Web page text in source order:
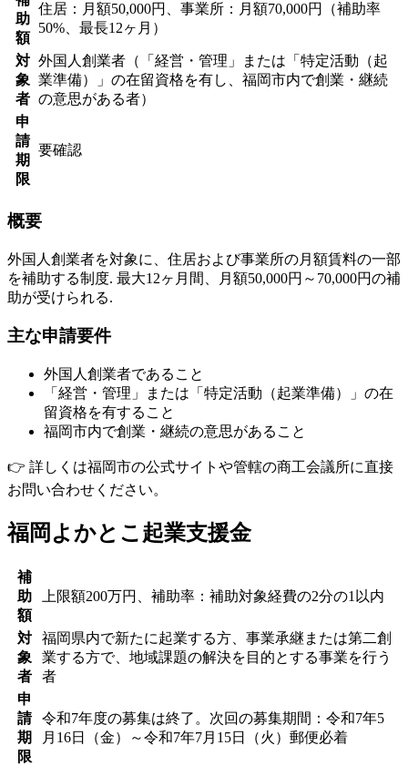
助
額
住居：月額50,000円、事業所：月額70,000円（補助率
50%、最長12ヶ月）
対
象
者
外国人創業者（「経営・管理」または「特定活動（起
業準備）」の在留資格を有し、福岡市内で創業・継続
の意思がある者）
申
請
期
限
要確認
概要
外国人創業者を対象に、住居および事業所の月額賃料の一部
を補助する制度. 最大12ヶ月間、月額50,000円～70,000円の補
助が受けられる.
主な申請要件
外国人創業者であること
「経営・管理」または「特定活動（起業準備）」の在
留資格を有すること
福岡市内で創業・継続の意思があること
👉 詳しくは福岡市の公式サイトや管轄の商工会議所に直接
お問い合わせください。
福岡よかとこ起業支援金
補
助
額
上限額200万円、補助率：補助対象経費の2分の1以内
対
象
者
福岡県内で新たに起業する方、事業承継または第二創
業する方で、地域課題の解決を目的とする事業を行う
者
申
請
期
限
令和7年度の募集は終了。次回の募集期間：令和7年5
月16日（金）～令和7年7月15日（火）郵便必着